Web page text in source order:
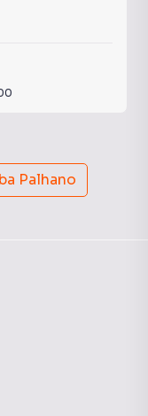
Palhano